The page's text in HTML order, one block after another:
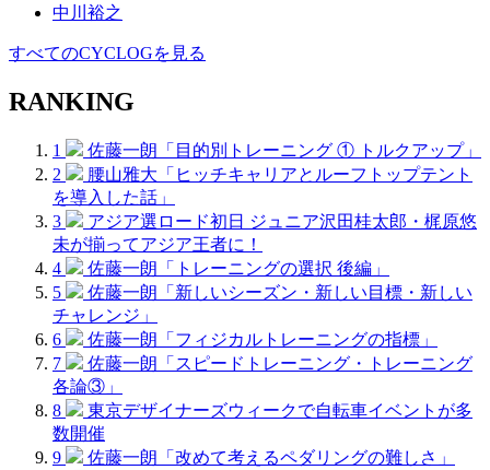
中川裕之
すべてのCYCLOGを見る
RANKING
1
佐藤一朗「目的別トレーニング ① トルクアップ」
2
腰山雅大「ヒッチキャリアとルーフトップテント
を導入した話」
3
アジア選ロード初日 ジュニア沢田桂太郎・梶原悠
未が揃ってアジア王者に！
4
佐藤一朗「トレーニングの選択 後編」
5
佐藤一朗「新しいシーズン・新しい目標・新しい
チャレンジ」
6
佐藤一朗「フィジカルトレーニングの指標」
7
佐藤一朗「スピードトレーニング・トレーニング
各論③」
8
東京デザイナーズウィークで自転車イベントが多
数開催
9
佐藤一朗「改めて考えるペダリングの難しさ」